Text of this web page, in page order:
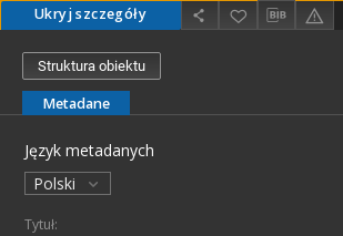
Ukryj szczegóły
Struktura obiektu
Metadane
Język metadanych
Polski
Tytuł: